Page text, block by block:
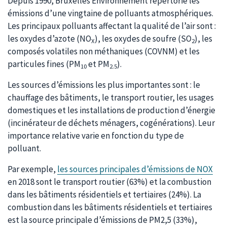
émissions d’une vingtaine de polluants atmosphériques.
Les principaux polluants affectant la qualité de l’air sont :
les oxydes d’azote (NOX), les oxydes de soufre (SO2), les
composés volatiles non méthaniques (COVNM) et les
particules fines (PM10et PM2.5).
Les sources d’émissions les plus importantes sont : le
chauffage des bâtiments, le transport routier, les usages
domestiques et les installations de production d’énergie
(incinérateur de déchets ménagers, cogénérations). Leur
importance relative varie en fonction du type de
polluant.
Par exemple, les sources principales d’émissions de NOX
en 2018 sont le transport routier (63%) et la combustion
dans les bâtiments résidentiels et tertiaires (24%). La
combustion dans les bâtiments résidentiels et tertiaires
est la source principale d’émissions de PM2,5 (33%),